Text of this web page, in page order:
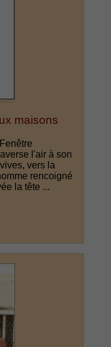
maisons
l'air à son
vers la
rencoigné
la tête ...